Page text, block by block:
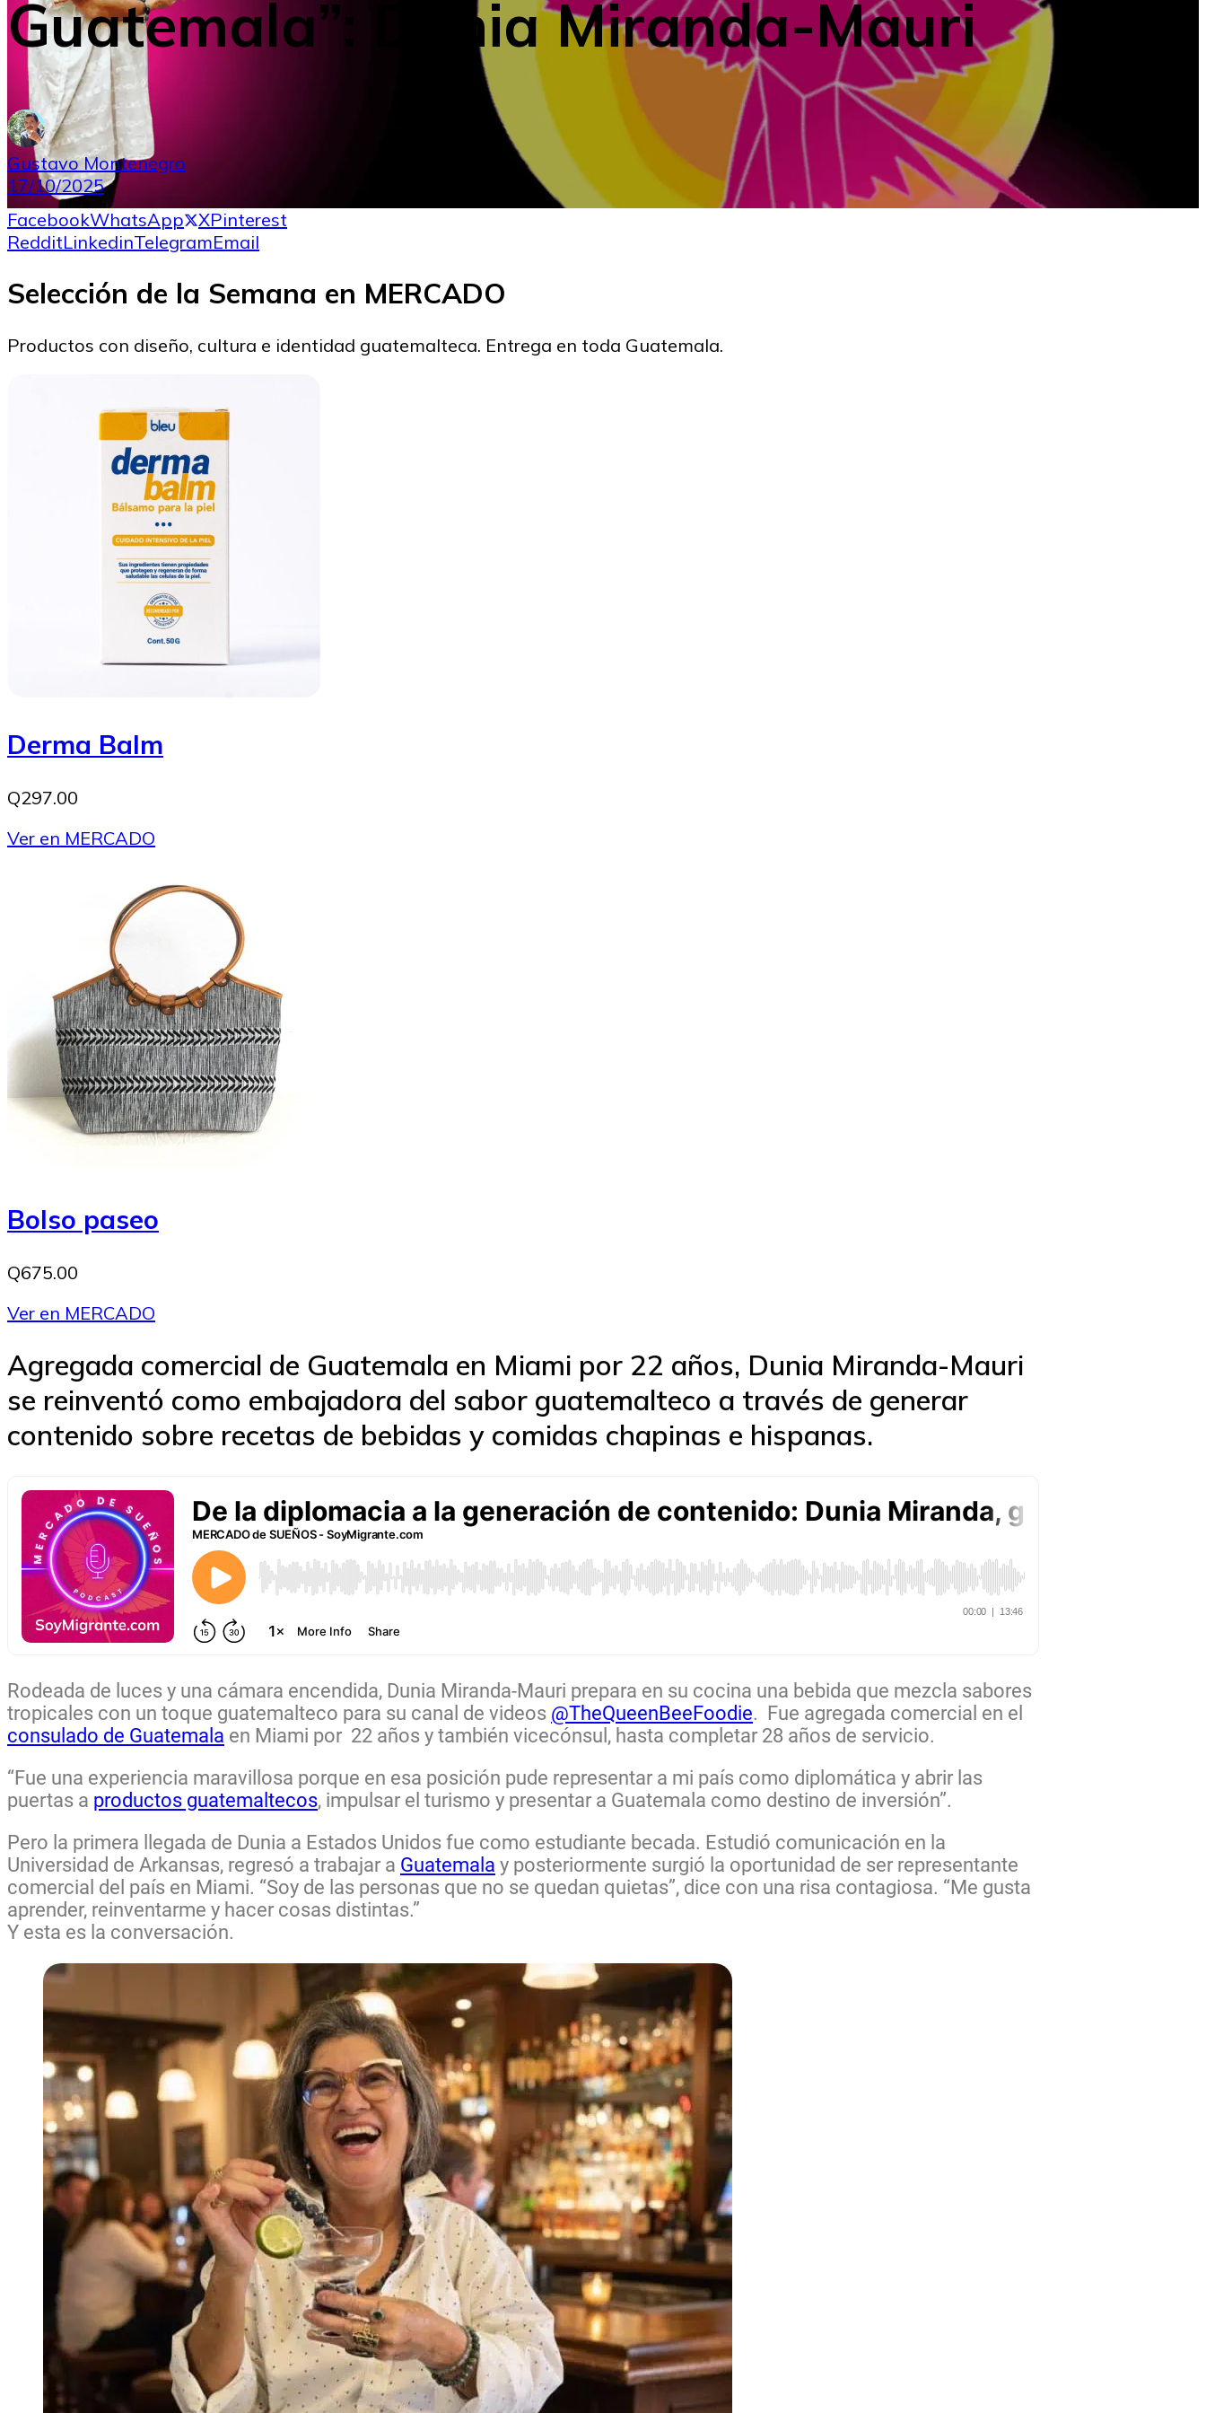
Guatemala”: Dunia Miranda-Mauri
Gustavo Montenegro
17/10/2025
FacebookWhatsApp XPinterest
RedditLinkedinTelegramEmail
Selección de la Semana en MERCADO
Productos con diseño, cultura e identidad guatemalteca. Entrega en toda Guatemala.
Derma Balm
Q297.00
Ver en MERCADO
Bolso paseo
Q675.00
Ver en MERCADO
Agregada comercial de Guatemala en Miami por 22 años, Dunia Miranda-Mauri
se reinventó como embajadora del sabor guatemalteco a través de generar
contenido sobre recetas de bebidas y comidas chapinas e hispanas.
Rodeada de luces y una cámara encendida, Dunia Miranda-Mauri prepara en su cocina una bebida que mezcla sabores
tropicales con un toque guatemalteco para su canal de videos @TheQueenBeeFoodie. Fue agregada comercial en el
consulado de Guatemala en Miami por 22 años y también vicecónsul, hasta completar 28 años de servicio.
“Fue una experiencia maravillosa porque en esa posición pude representar a mi país como diplomática y abrir las
puertas a productos guatemaltecos, impulsar el turismo y presentar a Guatemala como destino de inversión”.
Pero la primera llegada de Dunia a Estados Unidos fue como estudiante becada. Estudió comunicación en la
Universidad de Arkansas, regresó a trabajar a Guatemala y posteriormente surgió la oportunidad de ser representante
comercial del país en Miami. “Soy de las personas que no se quedan quietas”, dice con una risa contagiosa. “Me gusta
aprender, reinventarme y hacer cosas distintas.”
Y esta es la conversación.